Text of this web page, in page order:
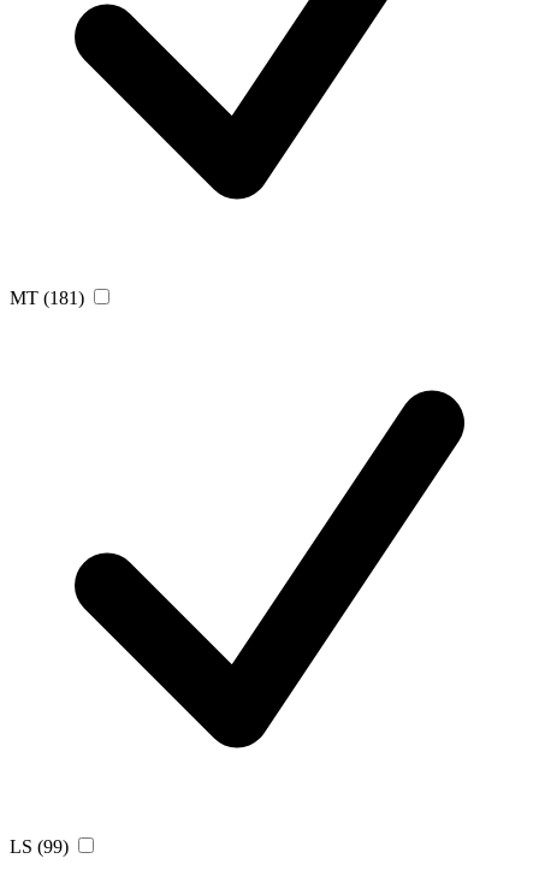
MT (181)
LS (99)